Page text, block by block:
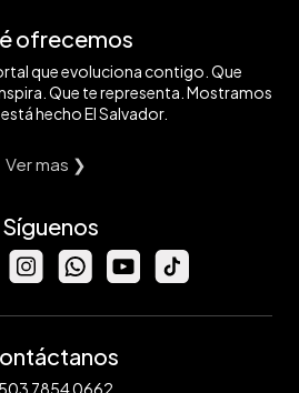
ofrecemos
que evoluciona contigo. Que
Que te representa. Mostramos
hecho El Salvador.
Ver mas ❯
Síguenos
7854 0662